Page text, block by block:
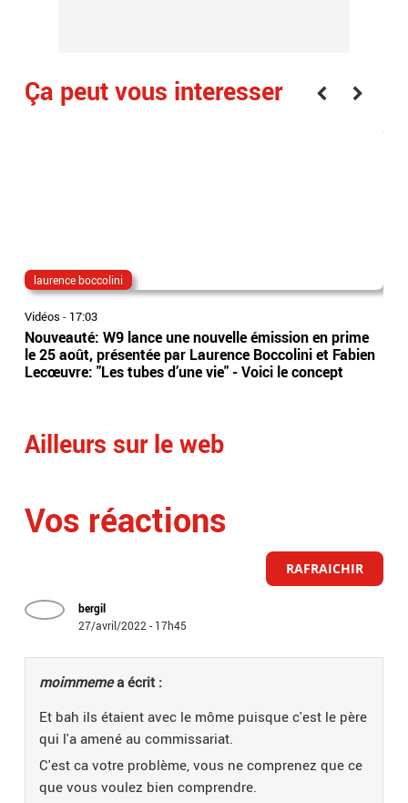
Ça peut vous interesser
laurence boccolini
Vidéos - 17:03
Nouveauté: W9 lance une nouvelle émission en prime
le 25 août, présentée par Laurence Boccolini et Fabien
Lecœuvre: "Les tubes d’une vie" - Voici le concept
Ailleurs sur le web
Vos réactions
RAFRAICHIR
bergil
27/avril/2022 - 17h45
moimmemea écrit :
Et bah ils étaient avec le môme puisque c'est le père
qui l'a amené au commissariat.
C'est ca votre problème, vous ne comprenez que ce
que vous voulez bien comprendre.